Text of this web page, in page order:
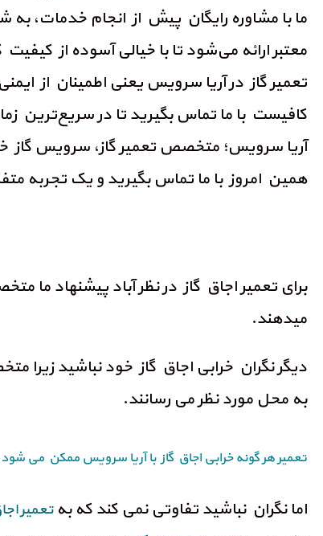
ما با مشاوره رایگان پیش از انجام خدمات،
معتبر ارائه می‌شود تا با خیالی آسوده از کیفیت
تعمیر گاز در آریا سرویس یعنی اطمینان از
کافیست با ما تماس بگیرید تا در سریع‌ترین
آریا سرویس؛ متخصص تعمیر گاز، سرویس
همین امروز با ما تماس بگیرید و یک تجربه
برای تعمیر اجاق گاز در نظر آباد پیشنهاد
میدهند.
دیگر نگران خرابی اجاق گاز خود نباشید
به محل مورد نظر می رسانند.
تعمیر هر گونه خرابی اجاق گاز با آریا سرویس ممکن می
اما نگران نباشید تفاوتی نمی کند که بهتعمیر